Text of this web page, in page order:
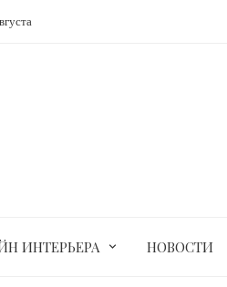
ИНТЕРЬЕРА НОВОСТИ